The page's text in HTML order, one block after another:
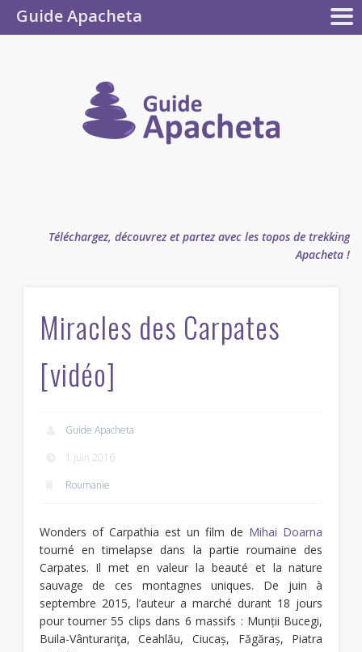
Téléchargez, découvrez et partez avec les topos de trekking
Apacheta !
Collection
Miracles des Carpates
[vidéo]
Guide Apacheta
1 juin 2016
Roumanie
Wonders of Carpathia est un film de Mihai Doarna
tourné en timelapse dans la partie roumaine des
Carpates. Il met en valeur la beauté et la nature
sauvage de ces montagnes uniques. De juin à
septembre 2015, l’auteur a marché durant 18 jours
pour tourner 55 clips dans 6 massifs : Munții Bucegi,
Buila-Vânturariţa, Ceahlău, Ciucaș, Făgăraș, Piatra
Guide Apacheta